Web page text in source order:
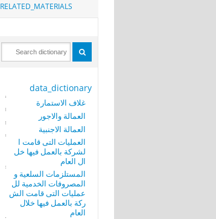
RELATED_MATERIALS
data_dictionary
غلاف الاستمارة
العمالة والاجور
العمالة الاجنبية
العمليات التى قامت ا
لشركة بالعمل فيها خل
ال العام
المستلزمات السلعية و
المصروفات الخدمية لل
عمليات التى قامت الش
ركة بالعمل فيها خلال
العام